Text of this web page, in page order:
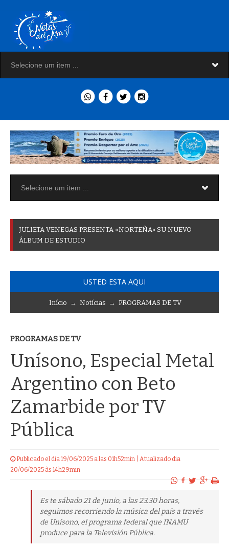
JULIETA VENEGAS PRESENTA «NORTEÑA» SU NUEVO
ÁLBUM DE ESTUDIO
USTED ESTA AQUI
Início → Notícias → PROGRAMAS DE TV
PROGRAMAS DE TV
Unísono, Especial Metal
Argentino con Beto
Zamarbide por TV
Pública
Publicado el dia 19/06/2025 a las 01h52min | Atualizado dia
20/06/2025 às 14h29min
Es te sábado 21 de junio, a las 23.30 horas,
seguimos recorriendo la música del país a través
de Unísono, el programa federal que INAMU
produce para la Televisión Pública.